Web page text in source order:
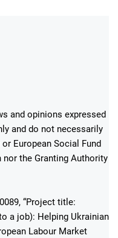
and opinions expressed
and do not necessarily
European Social Fund
nor the Granting Authority
“Project title:
a job): Helping Ukrainian
Labour Market